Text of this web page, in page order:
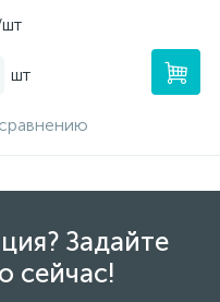
шт
Задайте
сейчас!